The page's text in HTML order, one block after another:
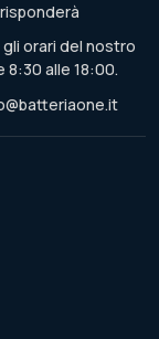
orari del nostro
8:30 alle 18:00.